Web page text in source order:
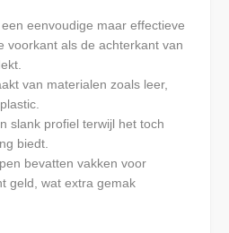
eenvoudige maar effectieve
voorkant als de achterkant van
van materialen zoals leer,
slank profiel terwijl het toch
biedt.
bevatten vakken voor
geld, wat extra gemak